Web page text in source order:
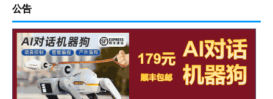
公告